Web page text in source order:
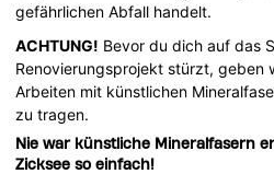
gefährlichen Abfall handelt.
ACHTUNG! Bevor du dich auf das
Renovierungsprojekt stürzt, geben
Arbeiten mit künstlichen
zu tragen.
Nie war künstliche Mineralfasern
Zicksee so einfach!